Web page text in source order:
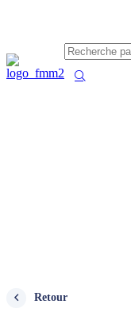
Retour